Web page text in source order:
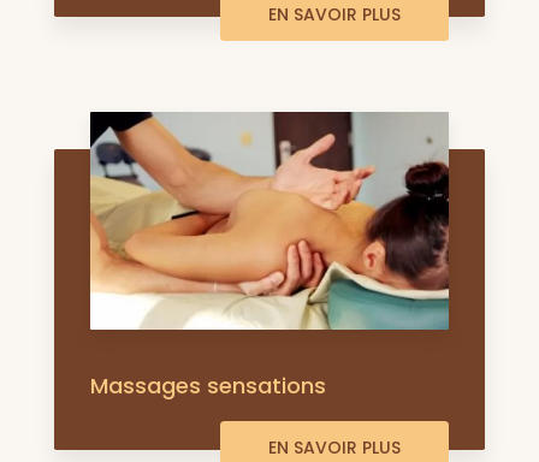
EN SAVOIR PLUS
Massages sensations
EN SAVOIR PLUS